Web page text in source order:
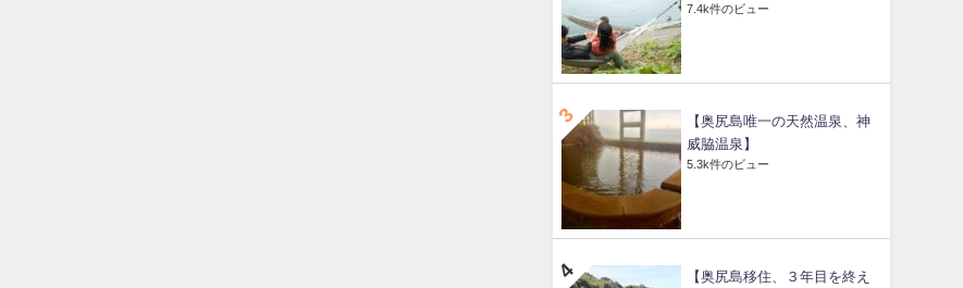
7.4k件のビュー
【奥尻島唯一の天然温泉、神
威脇温泉】
5.3k件のビュー
【奥尻島移住、３年目を終え